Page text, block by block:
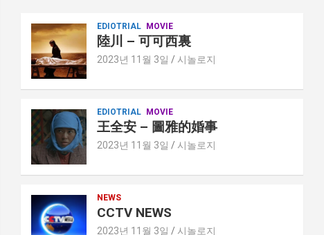
EDIOTRIAL MOVIE
陸川 – 可可西裏
2023년 11월 3일 시놀로지
EDIOTRIAL MOVIE
王全安 – 圖雅的婚事
2023년 11월 3일 시놀로지
NEWS
CCTV NEWS
2023년 11월 3일 시놀로지